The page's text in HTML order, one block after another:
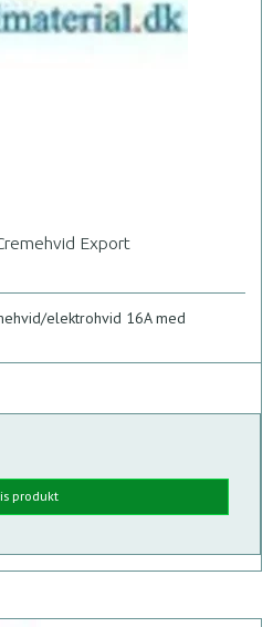
Export
elektrohvid 16A med
produkt